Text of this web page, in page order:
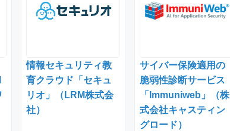
情報セキュリティ教
育クラウド「セキュ
リオ」（LRM株式会
社）
サイバー保険適用の
脆弱性診断サービス
「Immuniweb」（株
式会社キャスティン
グロード）